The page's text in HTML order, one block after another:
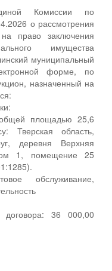
Комиссии по
о рассмотрения
право заключения
имущества
муниципальный
форме, по
назначенный на
площадью 25,6
Тверская область,
деревня Верхняя
1, помещение 25
обслуживание,
договора: 36 000,00